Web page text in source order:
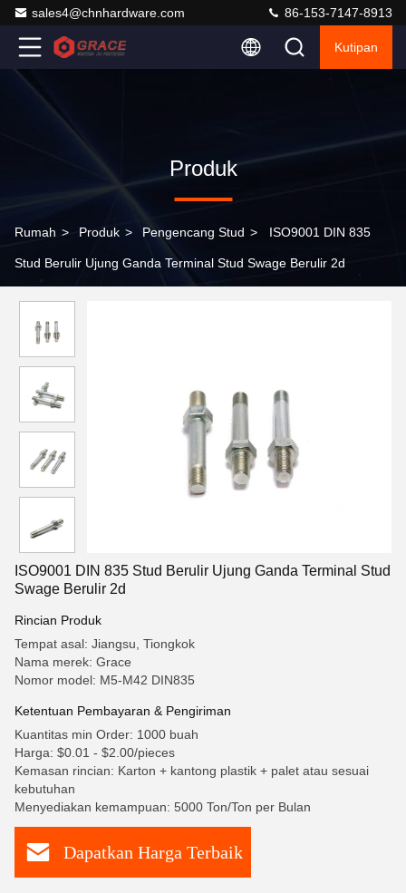
sales4@chnhardware.com 86-153-7147-8913
Kutipan
Produk
Rumah > Produk > Pengencang Stud > ISO9001 DIN 835
Stud Berulir Ujung Ganda Terminal Stud Swage Berulir 2d
ISO9001 DIN 835 Stud Berulir Ujung Ganda Terminal Stud
Swage Berulir 2d
Rincian Produk
Tempat asal: Jiangsu, Tiongkok
Nama merek: Grace
Nomor model: M5-M42 DIN835
Ketentuan Pembayaran & Pengiriman
Kuantitas min Order: 1000 buah
Harga: $0.01 - $2.00/pieces
Kemasan rincian: Karton + kantong plastik + palet atau sesuai
kebutuhan
Menyediakan kemampuan: 5000 Ton/Ton per Bulan
Dapatkan Harga Terbaik